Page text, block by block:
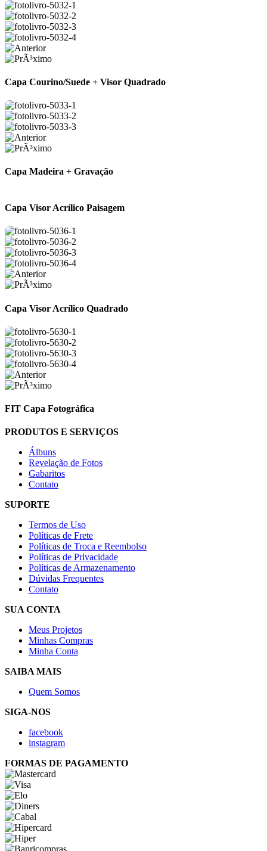
Capa Courino/Suede + Visor Quadrado
Capa Madeira + Gravação
Capa Visor Acrílico Paisagem
Capa Visor Acrílico Quadrado
FIT Capa Fotográfica
PRODUTOS E SERVIÇOS
Álbuns
Revelação de Fotos
Gabaritos
Contato
SUPORTE
Termos de Uso
Políticas de Frete
Políticas de Troca e Reembolso
Políticas de Privacidade
Políticas de Armazenamento
Dúvidas Frequentes
Contato
SUA CONTA
Meus Projetos
Minhas Compras
Minha Conta
SAIBA MAIS
Quem Somos
SIGA-NOS
facebook
instagram
FORMAS DE PAGAMENTO